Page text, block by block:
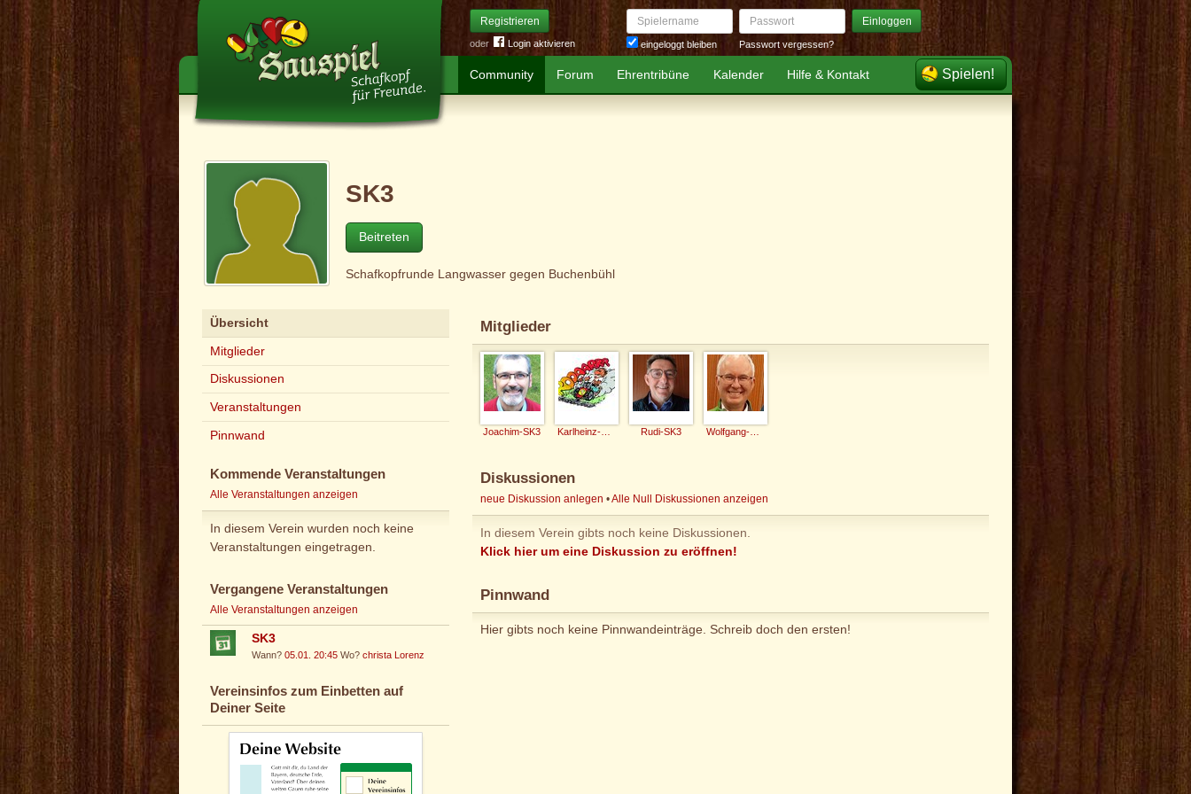
Registrieren
oder Login aktivieren
Spielername
eingeloggt bleiben
Passwort Einloggen
Passwort vergessen?
Community Forum Ehrentribüne Kalender Hilfe & Kontakt Spielen!
SK3
Beitreten
Schafkopfrunde Langwasser gegen Buchenbühl
Übersicht
Mitglieder
Diskussionen
Veranstaltungen
Pinnwand
Kommende Veranstaltungen
Alle Veranstaltungen anzeigen
In diesem Verein wurden noch keine
Veranstaltungen eingetragen.
Vergangene Veranstaltungen
Alle Veranstaltungen anzeigen
SK3
Wann?05.01. 20:45 Wo?christa Lorenz
Vereinsinfos zum Einbetten auf
Deiner Seite
Mitglieder
Joachim-SK3 Karlheinz-SK3 Rudi-SK3 Wolfgang-SK3
Diskussionen
neue Diskussion anlegen •Alle Null Diskussionen anzeigen
In diesem Verein gibts noch keine Diskussionen.
Klick hier um eine Diskussion zu eröffnen!
Pinnwand
Hier gibts noch keine Pinnwandeinträge. Schreib doch den ersten!